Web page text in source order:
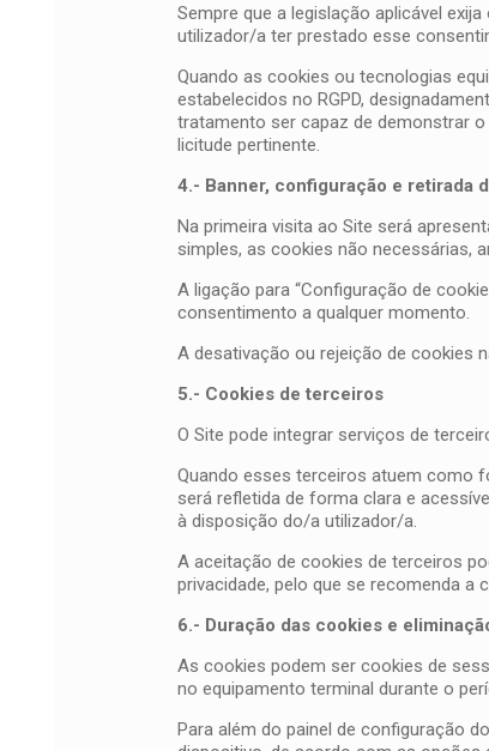
Sempre que a legislação aplicável
utilizador/a ter prestado esse
Quando as cookies ou tecnologias
estabelecidos no RGPD,
tratamento ser capaz de demonstrar
licitude pertinente.
4.- Banner, configuração e retirada
Na primeira visita ao Site será
simples, as cookies não necessárias,
A ligação para “Configuração de
consentimento a qualquer momento.
A desativação ou rejeição de cookies
5.- Cookies de terceiros
O Site pode integrar serviços de
Quando esses terceiros atuem como
será refletida de forma clara e
à disposição do/a utilizador/a.
A aceitação de cookies de terceiros
privacidade, pelo que se recomenda a
6.- Duração das cookies e
As cookies podem ser cookies de
no equipamento terminal durante o
Para além do painel de configuração